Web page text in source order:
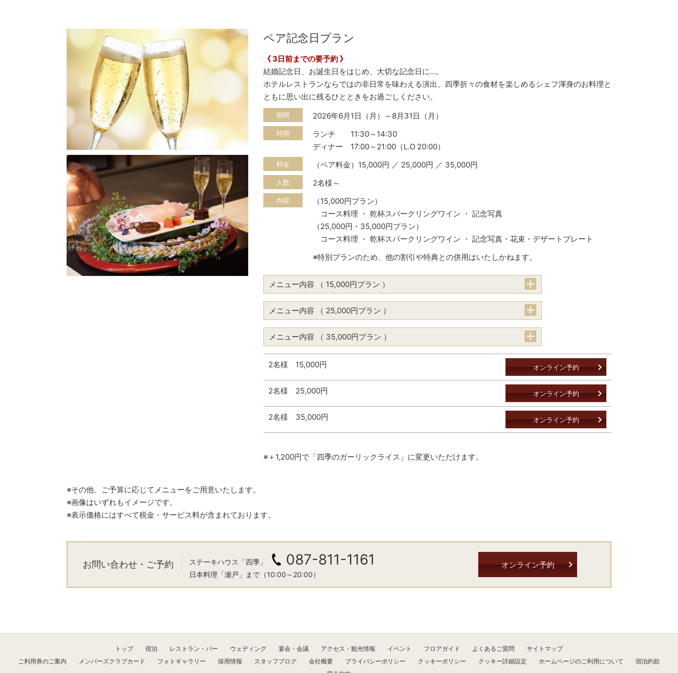
ペア記念日プラン
《 3日前までの要予約 》
結婚記念日、お誕生日をはじめ、大切な記念日に…。
ホテルレストランならではの非日常を味わえる演出、四季折々の食材を楽しめるシェフ渾身のお料理と
ともに思い出に残るひとときをお過ごしください。
期間 2026年6月1日（月）～8月31日（月）
時間
ランチ 11:30～14:30
ディナー 17:00～21:00（L.O 20:00）
料金 （ペア料金）15,000円 ／ 25,000円 ／ 35,000円
人数 2名様～
内容
（15,000円プラン）
コース料理 ・ 乾杯スパークリングワイン ・ 記念写真
（25,000円・35,000円プラン）
コース料理 ・ 乾杯スパークリングワイン ・ 記念写真・花束・デザートプレート
※特別プランのため、他の割引や特典との併用はいたしかねます。
メニュー内容 （ 15,000円プラン ）
open
メニュー内容 （ 25,000円プラン ）
open
メニュー内容 （ 35,000円プラン ）
open
2名様 15,000円
オンライン予約
2名様 25,000円 オンライン予約
2名様 35,000円 オンライン予約
※＋1,200円で「四季のガーリックライス」に変更いただけます。
※その他、ご予算に応じてメニューをご用意いたします。
※画像はいずれもイメージです。
※表示価格にはすべて税金・サービス料が含まれております。
お問い合わせ・ご予約 ステーキハウス「四季」 087-811-1161
日本料理「瀬戸」まで（10:00～20:00）
オンライン予約
トップ 宿泊 レストラン・バー ウェディング 宴会・会議 アクセス・観光情報 イベント フロアガイド よくあるご質問
サイトマップ
ご利用券のご案内
メンバーズクラブカード フォトギャラリー 採用情報 スタッフブログ 会社概要 プライバシーポリシー クッキーポリシー クッキー詳細設定 ホームページのご利用について
宿泊約款